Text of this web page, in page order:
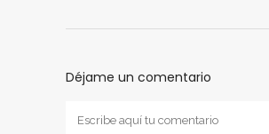
Déjame un comentario